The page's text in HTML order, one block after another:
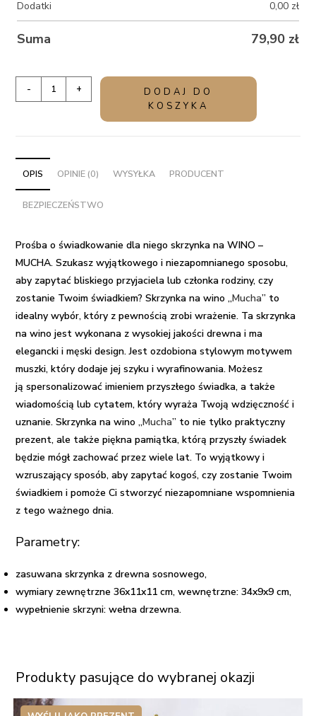
Dodatki
0,00 zł
Suma 79,90 zł
Prośba
dla
niego
skrzynka
na
-
MUCHA
- +
DODAJ DO
KOSZYKA
OPIS OPINIE (0) WYSYŁKA PRODUCENT
BEZPIECZEŃSTWO
Prośba o świadkowanie dla niego skrzynka na WINO –
MUCHA. Szukasz wyjątkowego i niezapomnianego sposobu,
aby zapytać bliskiego przyjaciela lub członka rodziny, czy
zostanie Twoim świadkiem? Skrzynka na wino „Mucha” to
idealny wybór, który z pewnością zrobi wrażenie. Ta skrzynka
na wino jest wykonana z wysokiej jakości drewna i ma
elegancki i męski design. Jest ozdobiona stylowym motywem
muszki, który dodaje jej szyku i wyrafinowania. Możesz
ją spersonalizować imieniem przyszłego świadka, a także
wiadomością lub cytatem, który wyraża Twoją wdzięczność i
uznanie. Skrzynka na wino „Mucha” to nie tylko praktyczny
prezent, ale także piękna pamiątka, którą przyszły świadek
będzie mógł zachować przez wiele lat. To wyjątkowy i
wzruszający sposób, aby zapytać kogoś, czy zostanie Twoim
świadkiem i pomoże Ci stworzyć niezapomniane wspomnienia
z tego ważnego dnia.
Parametry:
zasuwana skrzynka z drewna sosnowego,
wymiary zewnętrzne 36x11x11 cm, wewnętrzne: 34x9x9 cm,
wypełnienie skrzyni: wełna drzewna.
Produkty pasujące do wybranej okazji